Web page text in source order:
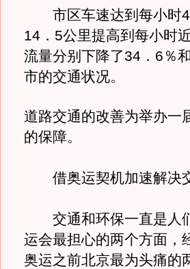
市区车速达到每小时
14．5公里提高到每小时
流量分别下降了34．6％
市的交通状况。
道路交通的改善为举办一
的保障。
借奥运契机加速解决
交通和环保一直是人
运会最担心的两个方面，
奥运之前北京最为头痛的